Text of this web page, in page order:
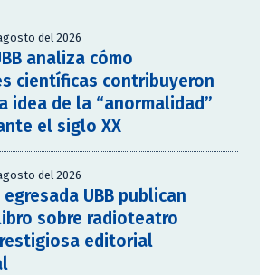
del 2026
analiza cómo
científicas contribuyeron
idea de la “anormalidad”
el siglo XX
del 2026
UBB publican
sobre radioteatro
editorial